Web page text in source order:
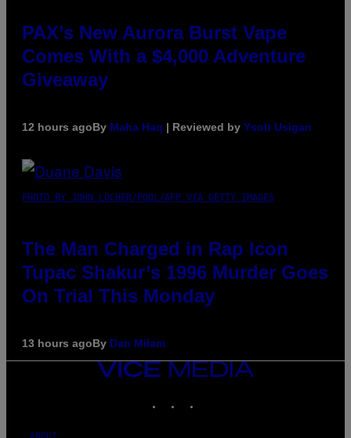
PAX’s New Aurora Burst Vape
Comes With a $4,000 Adventure
Giveaway
12 hours agoBy Maha Haq | Reviewed by Ysolt Usigan
PHOTO BY JOHN LOCHER/POOL/AFP VIA GETTY IMAGES
The Man Charged in Rap Icon
Tupac Shakur’s 1996 Murder Goes
On Trial This Monday
13 hours agoBy Dan Milam
VICE
MEDIA
ABOUT